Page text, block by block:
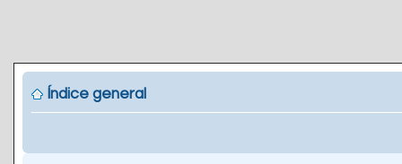
Índice general